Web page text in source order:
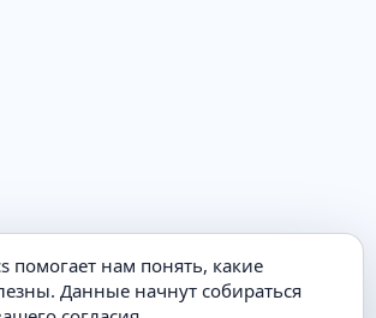
помогает нам понять, какие
Данные начнут собираться